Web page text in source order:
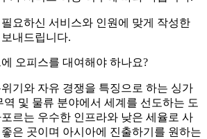
요하신 서비스와 인원에 맞게 작성한
내드립니다.
오피스를 대여해야 하나요?
기와 자유 경쟁을 특징으로 하는 싱가
역 및 물류 분야에서 세계를 선도하는 도
르는 우수한 인프라와 낮은 세율로 사
은 곳이며 아시아에 진출하기를 원하는